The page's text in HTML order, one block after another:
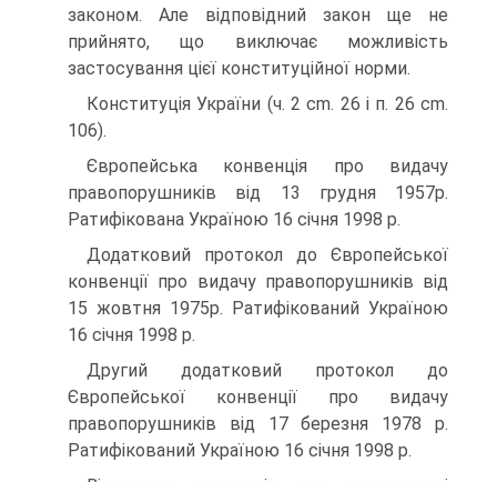
законом. Але відповідний закон ще не
прийнято, що виключає можливість
застосування цієї конституційної норми.
Конституція України (ч. 2 cm. 26 і п. 26 cm.
106).
Європейська конвенція про видачу
правопорушників від 13 грудня 1957р.
Ратифікована Україною 16 січня 1998 p.
Додатковий протокол до Європейської
конвенції про видачу правопорушників від
15 жовтня 1975р. Ратифікований Україною
16 січня 1998 p.
Другий додатковий протокол до
Європейської конвенції про видачу
правопорушників від 17 березня 1978 p.
Ратифікований Україною 16 січня 1998 p.